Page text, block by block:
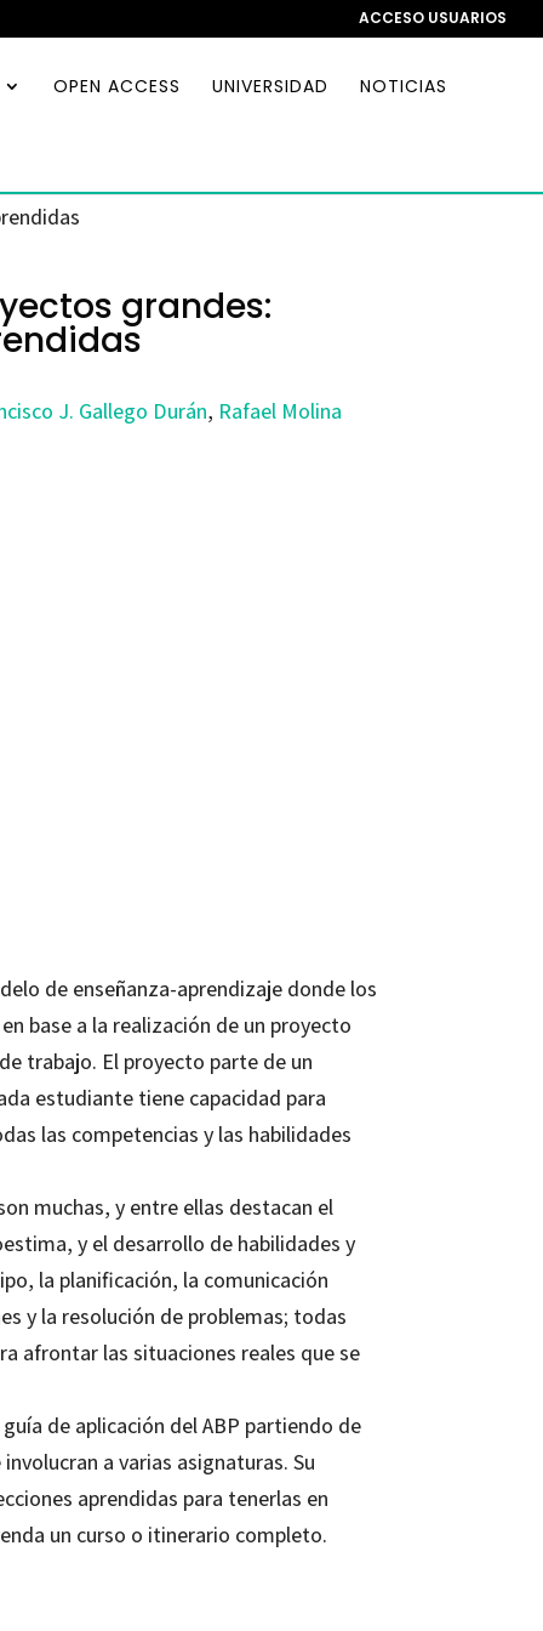
ACCESO USUARIOS
OPEN ACCESS UNIVERSIDAD NOTICIAS
grandes:
J. Gallego Durán, Rafael Molina
de enseñanza-aprendizaje donde los
base a la realización de un proyecto
trabajo. El proyecto parte de un
estudiante tiene capacidad para
las competencias y las habilidades
muchas, y entre ellas destacan el
y el desarrollo de habilidades y
la planificación, la comunicación
y la resolución de problemas; todas
afrontar las situaciones reales que se
de aplicación del ABP partiendo de
a varias asignaturas. Su
aprendidas para tenerlas en
un curso o itinerario completo.